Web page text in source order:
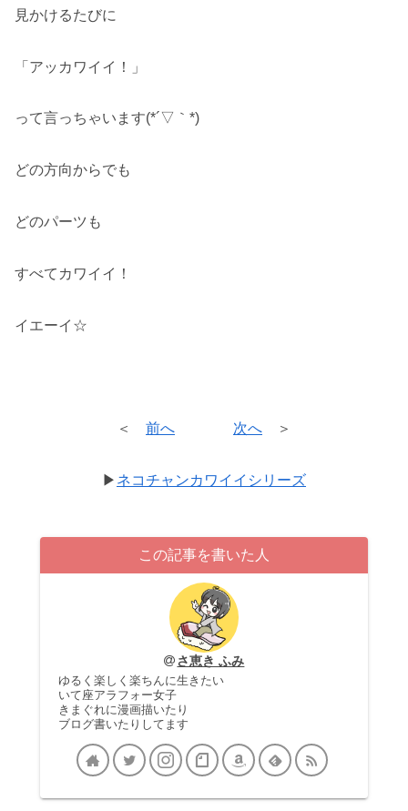
見かけるたびに
「アッカワイイ！」
って言っちゃいます(*´▽｀*)
どの方向からでも
どのパーツも
すべてカワイイ！
イエーイ☆
＜ 前へ 次へ ＞
▶ ネコチャンカワイイシリーズ
この記事を書いた人
さ恵き ふみ
ゆるく楽しく楽ちんに生きたい
いて座アラフォー女子
きまぐれに漫画描いたり
ブログ書いたりしてます